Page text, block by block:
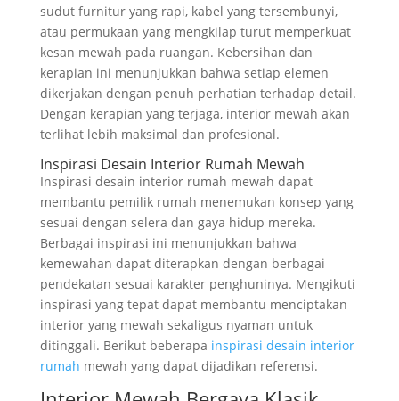
sudut furnitur yang rapi, kabel yang tersembunyi,
atau permukaan yang mengkilap turut memperkuat
kesan mewah pada ruangan. Kebersihan dan
kerapian ini menunjukkan bahwa setiap elemen
dikerjakan dengan penuh perhatian terhadap detail.
Dengan kerapian yang terjaga, interior mewah akan
terlihat lebih maksimal dan profesional.
Inspirasi Desain Interior Rumah Mewah
Inspirasi desain interior rumah mewah dapat
membantu pemilik rumah menemukan konsep yang
sesuai dengan selera dan gaya hidup mereka.
Berbagai inspirasi ini menunjukkan bahwa
kemewahan dapat diterapkan dengan berbagai
pendekatan sesuai karakter penghuninya. Mengikuti
inspirasi yang tepat dapat membantu menciptakan
interior yang mewah sekaligus nyaman untuk
ditinggali. Berikut beberapa inspirasi desain interior
rumah mewah yang dapat dijadikan referensi.